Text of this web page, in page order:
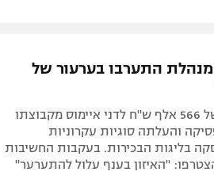
התערבו בערעור של
בית הדין לעבודה פסק על פיצויים של 566 אלף ש"ח לדני איימוס מקבוצתו
והעלתה סוגיות עקרוניות
בליגות הבכירות. בעקבות החשיבות
"האיזון בענף עלול להתערער"